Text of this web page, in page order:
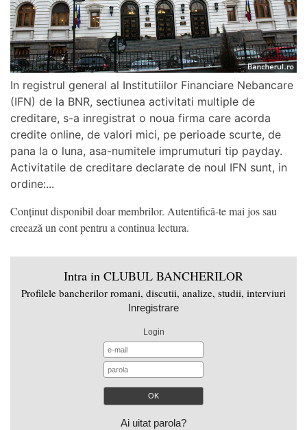
In registrul general al Institutiilor Financiare Nebancare
(IFN) de la BNR, sectiunea activitati multiple de
creditare, s-a inregistrat o noua firma care acorda
credite online, de valori mici, pe perioade scurte, de
pana la o luna, asa-numitele imprumuturi tip payday.
Activitatile de creditare declarate de noul IFN sunt, in
ordine:...
Conținut disponibil doar membrilor. Autentifică-te mai jos sau
creează un cont pentru a continua lectura.
Intra in CLUBUL BANCHERILOR
Profilele bancherilor romani, discutii, analize, studii, interviuri
Inregistrare
Login
Ai uitat parola?